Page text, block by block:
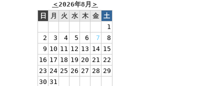
＜2026年8月 ＞
日
月 火 水 木 金 土
1
2
3 4 5 6 7
8
9 10 11 12 13 14 15
16 17 18 19 20 21 22
23 24 25 26 27 28 29
30 31